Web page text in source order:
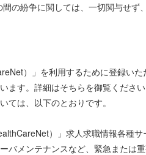
の紛争に関しては、一切関与せ
）」を利用するために登録い
ます。詳細はそちらを御覧ください
ては、以下のとおりです。
）」求人求職情報各種
バメンテナンスなど、緊急または